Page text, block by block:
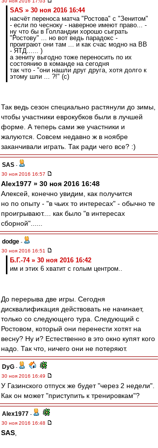
SAS » 30 ноя 2016 16:44
насчёт переноса матча "Ростова" с "Зенитом"
- если по чесноку - наверное имеют право... -
ну что бы в Голландии хорошо сыграть
"Ростову" ... но вот ведь парадокс -
проиграют они там ... и как счас модно на ВВ
- ЯТД...... )
а зениту выгодно тоже переносить по их
состоянию в команде на сегодня
так что - "они нашли друг друга, хотя долго к
этому шли ... ?!" (c)
Так ведь сезон специально растянули до зимы,
чтобы участники еврокубков были в лучшей
форме. А теперь сами же участники и
жалуются. Совсем недавно ж в ноябре
заканчивали играть. Так ради чего все? :)
SAS -
30 ноя 2016 16:57
Alex1977 » 30 ноя 2016 16:48
Алексей, конечно увидим, как получится
но по опыту - "в чьих то интересах" - обычно те
проигрывают.... как было "в интересах
сборной"......
dodge -
30 ноя 2016 16:51
Б.Г.-74 » 30 ноя 2016 16:42
им и этих 6 хватит с голым центром..
До перерыва две игры. Сегодня
дисквалификация действовать не начинает,
только со следующего тура. Следующий с
Ростовом, который они перенести хотят на
весну? Ну и? Естественно в это окно купят кого
надо. Так что, ничего они не потеряют.
DyG -
30 ноя 2016 16:49
У Газинского отпуск же будет "через 2 недели".
Как он может "приступить к тренировкам"?
Alex1977 -
30 ноя 2016 16:48
SAS